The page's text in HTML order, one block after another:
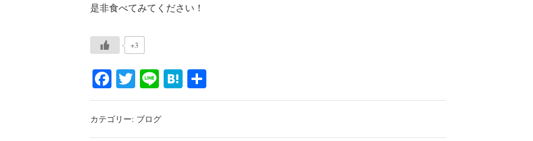
是非食べてみてください！
+3
Fa
ce
bo
ok
T
wi
tte
r
Li
ne
H
at
a
有
カテゴリー: ブログ